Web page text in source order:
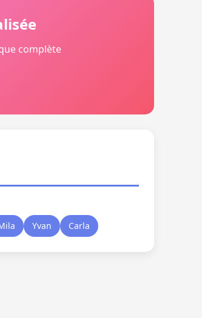
complète
Yvan Carla